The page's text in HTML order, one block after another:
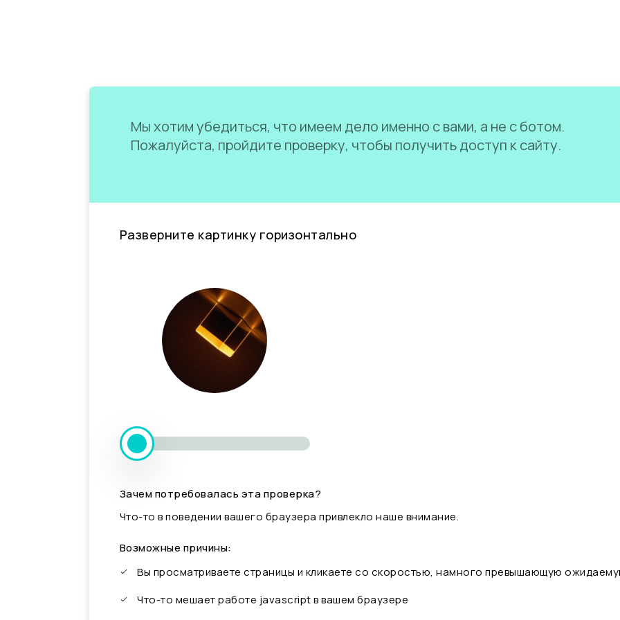
Мы хотим убедиться, что имеем дело именно с вами, а не с ботом.
Пожалуйста, пройдите проверку, чтобы получить доступ к сайту.
Разверните картинку горизонтально
Зачем потребовалась эта проверка?
Что-то в поведении вашего браузера привлекло наше внимание.
Возможные причины:
Вы просматриваете страницы и кликаете со скоростью, намного превышающую
Что-то мешает работе javascript в вашем браузере